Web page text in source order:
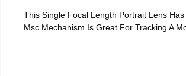
This Single Focal Length Portrait Lens
Msc Mechanism Is Great For Tracking A